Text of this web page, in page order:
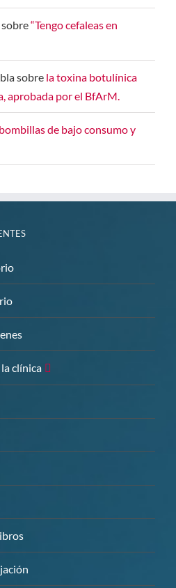
“Tengo cefaleas en
sobre la toxina botulínica
aprobada por el BfArM.
de bajo consumo y
clínica